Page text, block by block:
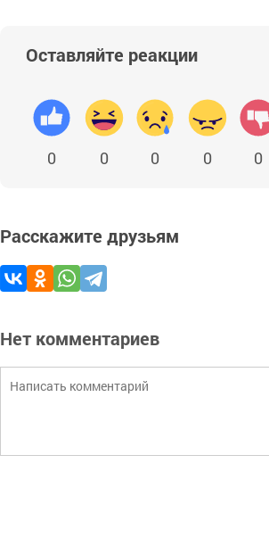
Оставляйте реакции
0 0 0 0 0
Расскажите друзьям
Нет комментариев